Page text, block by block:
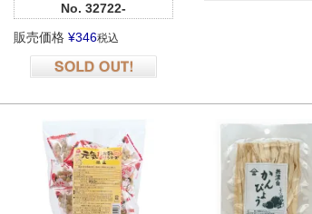
No. 32722-
販売価格 ¥346税込